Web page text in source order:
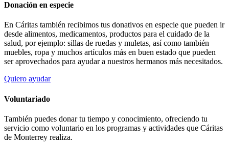
Donación en especie
En Cáritas también recibimos tus donativos en especie que pueden ir
desde alimentos, medicamentos, productos para el cuidado de la
salud, por ejemplo: sillas de ruedas y muletas, así como también
muebles, ropa y muchos artículos más en buen estado que pueden
ser aprovechados para ayudar a nuestros hermanos más necesitados.
Quiero ayudar
Voluntariado
También puedes donar tu tiempo y conocimiento, ofreciendo tu
servicio como voluntario en los programas y actividades que Cáritas
de Monterrey realiza.